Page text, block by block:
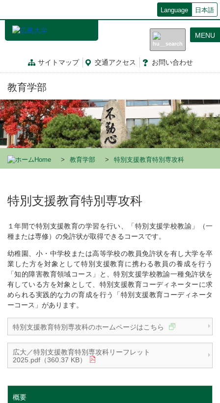
動
Language 日本語
サイトマップ 交通アクセス お問い合わせ
MENU
教育学部
Home 教育学部 特別支援教育特別専攻科
特別支援教育特別専攻科
１年間で特別支援教育の学習を行い、「特別支援学校教諭」（一
種または専修）の免許状が取得できるコースです。
幼稚園、小・中学校または高等学校の教員免許状を有し大学を卒
業した方を対象として特別支援教育に携わる教員の養成を行う
「知的障害教育領域コース」と、特別支援学校教諭一種免許状を
有している方を対象として、特別支援教育コーディネーターに求
められる実践的な力の育成を行う「特別支援教育コーディネータ
ーコース」があります。
特別支援教育特別専攻科のホームページはこちら
広大／特別支援教育特別専攻科リーフレット
2025.pdf（360.37 KB）
概要